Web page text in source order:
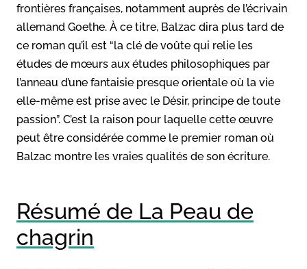
frontières françaises, notamment auprès de l’écrivain
allemand Goethe. À ce titre, Balzac dira plus tard de
ce roman qu’il est “la clé de voûte qui relie les
études de mœurs aux études philosophiques par
l’anneau d’une fantaisie presque orientale où la vie
elle-même est prise avec le Désir, principe de toute
passion”. C’est la raison pour laquelle cette œuvre
peut être considérée comme le premier roman où
Balzac montre les vraies qualités de son écriture.
Résumé de La Peau de
chagrin